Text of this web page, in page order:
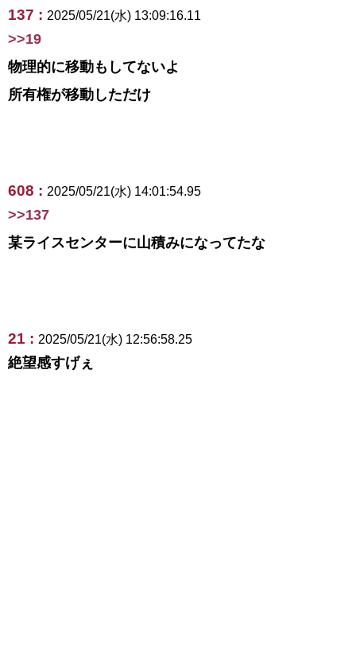
137 : 2025/05/21(水) 13:09:16.11
>>19
物理的に移動もしてないよ
所有権が移動しただけ
608 : 2025/05/21(水) 14:01:54.95
>>137
某ライスセンターに山積みになってたな
21 : 2025/05/21(水) 12:56:58.25
絶望感すげぇ